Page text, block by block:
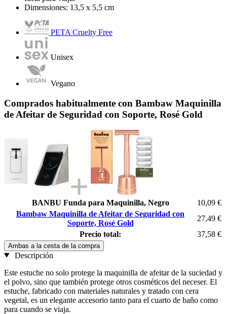
Dimensiones: 13,5 x 5,5 cm
PETA Cruelty Free
Unisex
Vegano
Comprados habitualmente con Bambaw Maquinilla
de Afeitar de Seguridad con Soporte, Rosé Gold
BANBU Funda para Maquinilla, Negro
10,09 €
Bambaw Maquinilla de Afeitar de Seguridad con
Soporte, Rosé Gold
27,49 €
Precio total:
37,58 €
Ambas a la cesta de la compra
Descripción
Este estuche no solo protege la maquinilla de afeitar de la suciedad y
el polvo, sino que también protege otros cosméticos del neceser. El
estuche, fabricado con materiales naturales y tratado con cera
vegetal, es un elegante accesorio tanto para el cuarto de baño como
para cuando se viaja.